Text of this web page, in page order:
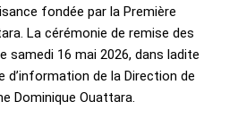
fondée par la Première
La cérémonie de remise des
samedi 16 mai 2026, dans ladite
d’information de la Direction de
Dominique Ouattara.